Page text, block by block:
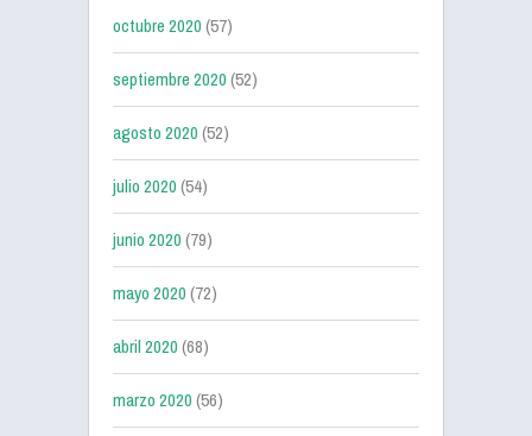
octubre 2020(57)
septiembre 2020(52)
agosto 2020(52)
julio 2020(54)
junio 2020(79)
mayo 2020(72)
abril 2020(68)
marzo 2020(56)